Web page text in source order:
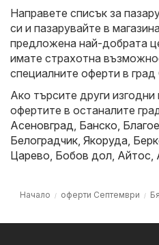
Направете списък за
си и пазарувайте в
предложена най-добрата
имате страхотна
специалните оферти в
Ако търсите други
офертите в останалите
Асеновград Банско
Белоградчик Якоруда
Царево Бобов дол Айтос
Начало оферти Септември